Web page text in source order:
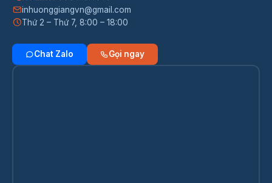
inhuonggiangvn@gmail.com
Thứ 2 – Thứ 7, 8:00 – 18:00
Chat Zalo Gọi ngay